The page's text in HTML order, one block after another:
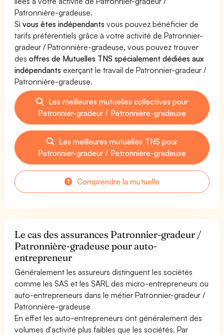
Patronnière-gradeuse.
Sivous êtes indépendants vous pouvez bénéficier de
tarifs préférentiels grâce à votre activité de Patronnier-
gradeur / Patronnière-gradeuse, vous pouvez trouver
desoffres de Mutuelles TNS spécialement dédiées aux
indépendants exerçant le travail de Patronnier-gradeur /
Patronnière-gradeuse.
Les meilleures mutuelles collectives pour
Patronnier-gradeur / Patronnière-gradeuse
Les meilleures mutuelles TNS pour
Patronnier-gradeur / Patronnière-gradeuse
Comprendre la mutuelle
Le cas des assurances Patronnier-gradeur /
Patronnière-gradeuse pour auto-
entrepreneur
Généralement les assureurs distinguent les sociétés
comme les SAS et les SARL des micro-entrepreneurs ou
auto-entrepreneurs dans le métier Patronnier-gradeur /
Patronnière-gradeuse
En effet les auto-entrepreneurs ont généralement des
volumes d'activité plus faibles que les sociétés. Par